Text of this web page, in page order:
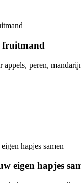
fruitmand
appels, peren,
eigen hapjes